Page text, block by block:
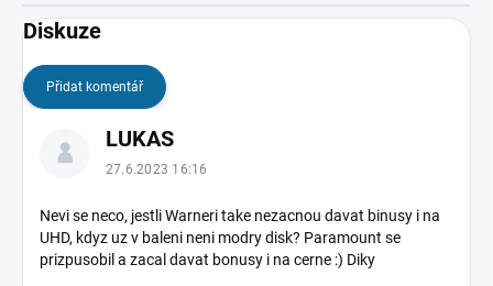
Diskuze
Přidat komentář
LUKAS
27.6.2023 16:16
Nevi se neco, jestli Warneri take nezacnou davat binusy i na
UHD, kdyz uz v baleni neni modry disk? Paramount se
prizpusobil a zacal davat bonusy i na cerne :) Diky